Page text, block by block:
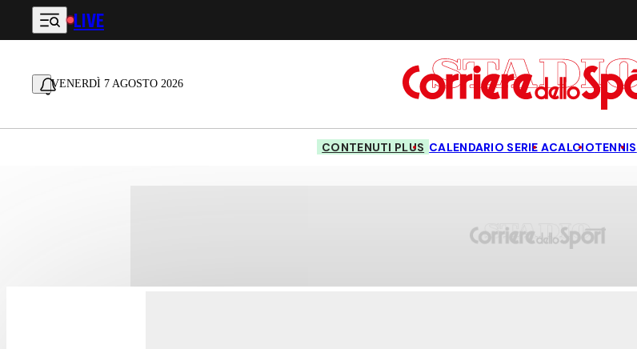
Vai al contenuto principale
LIVE
VENERDÌ 7 AGOSTO 2026
CONTENUTI PLUS CALENDARIO SERIE ACALCIOTENNIS